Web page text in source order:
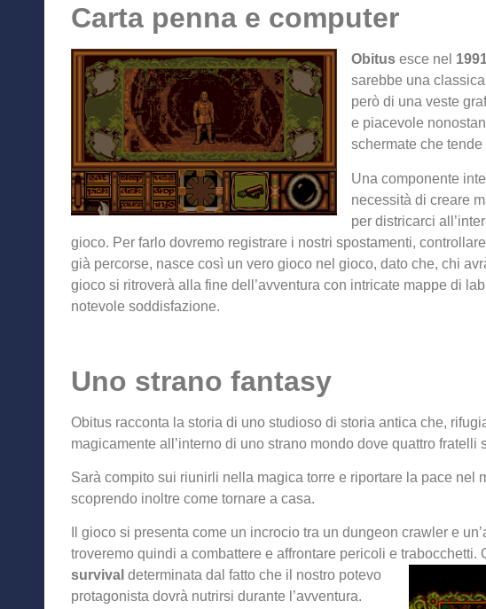
Carta penna e computer
Obitus esce nel
sarebbe una
però di una veste
e piacevole
schermate che
Una componente
necessità di creare
per districarci
gioco. Per farlo dovremo registrare i nostri spostamenti,
già percorse, nasce così un vero gioco nel gioco, dato che, chi
gioco si ritroverà alla fine dell’avventura con intricate mappe di
notevole soddisfazione.
Uno strano fantasy
Obitus racconta la storia di uno studioso di storia antica che,
magicamente all’interno di uno strano mondo dove quattro fratelli
Sarà compito sui riunirli nella magica torre e riportare la pace nel
scoprendo inoltre come tornare a casa.
Il gioco si presenta come un incrocio tra un dungeon crawler e
troveremo quindi a combattere e affrontare pericoli e trabocchetti.
survival determinata dal fatto che il nostro potevo
protagonista dovrà nutrirsi durante l’avventura.